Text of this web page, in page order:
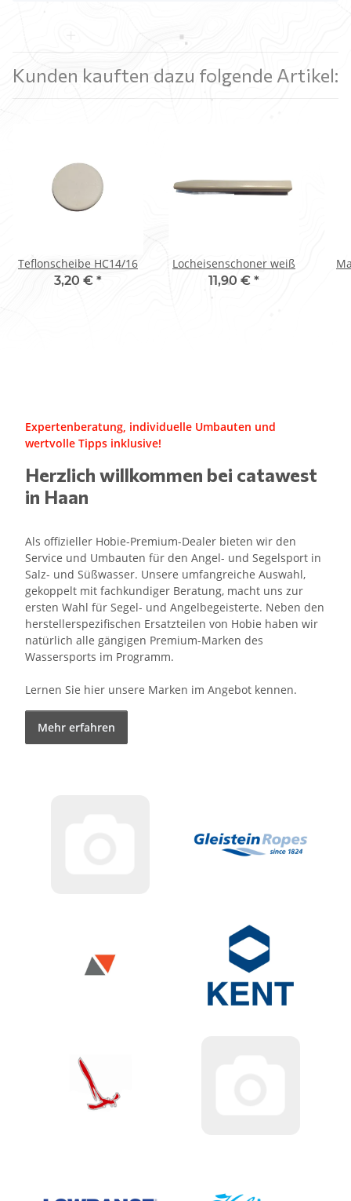
Kunden kauften dazu folgende Artikel:
Teflonscheibe HC14/16
3,20 € *
Locheisenschoner weiß
11,90 € *
Expertenberatung, individuelle Umbauten und
wertvolle Tipps inklusive!
Herzlich willkommen bei catawest
in Haan
Als offizieller Hobie-Premium-Dealer bieten wir den
Service und Umbauten für den Angel- und Segelsport in
Salz- und Süßwasser. Unsere umfangreiche Auswahl,
gekoppelt mit fachkundiger Beratung, macht uns zur
ersten Wahl für Segel- und Angelbegeisterte. Neben den
herstellerspezifischen Ersatzteilen von Hobie haben wir
natürlich alle gängigen Premium-Marken des
Wassersports im Programm.
Lernen Sie hier unsere Marken im Angebot kennen.
Mehr erfahren